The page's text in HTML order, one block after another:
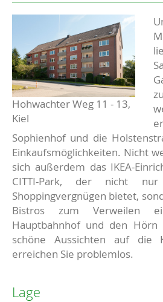
Hohwachter Weg 11 - 13,
Kiel
Sophienhof und die
Einkaufsmöglichkeiten. Nicht
sich außerdem das IKEA-
CITTI-Park, der nicht
Shoppingvergnügen bietet,
Bistros zum Verweilen
Hauptbahnhof und den Hörn
schöne Aussichten auf die
erreichen Sie problemlos.
Lage